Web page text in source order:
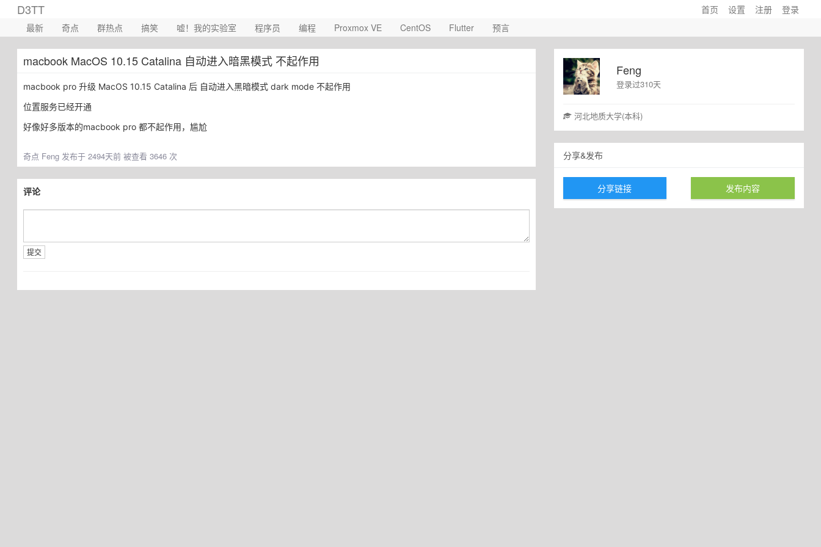
D3TT 首页 设置 注册
登录
最新
奇点 群热点 搞笑 嘘！我的实验室 程序员 编程 Proxmox VE CentOS Flutter 预言
macbook MacOS 10.15 Catalina 自动进入暗黑模式 不起作用
macbook pro 升级 MacOS 10.15 Catalina 后 自动进入黑暗模式 dark mode 不起作用
位置服务已经开通
好像好多版本的macbook pro 都不起作用，尴尬
奇点 Feng 发布于 2494天前 被查看 3646 次
评论
提交
Feng
登录过310天
河北地质大学(本科)
分享&发布
分享链接 发布内容